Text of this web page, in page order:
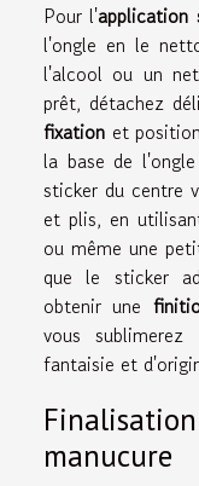
Pour l'application
l'ongle en le
l'alcool ou un
prêt, détachez
fixation et
la base de
sticker du centre
et plis, en
ou même une
que le sticker
obtenir une
vous
fantaisie et
manucure